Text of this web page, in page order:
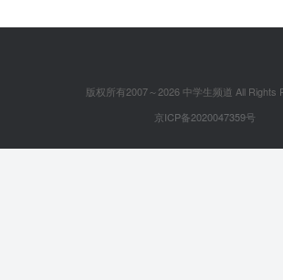
版权所有2007～2026 中学生频道 All Rights
京ICP备2020047359号